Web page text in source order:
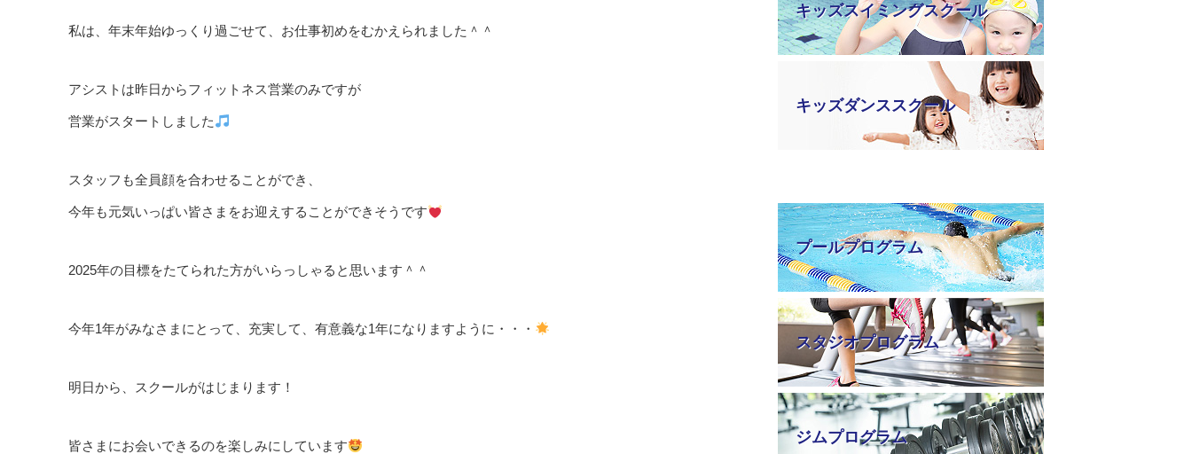
私は、年末年始ゆっくり過ごせて、お仕事初めをむかえられました＾＾
アシストは昨日からフィットネス営業のみですが
営業がスタートしました
スタッフも全員顔を合わせることができ、
今年も元気いっぱい皆さまをお迎えすることができそうです
2025年の目標をたてられた方がいらっしゃると思います＾＾
今年1年がみなさまにとって、充実して、有意義な1年になりますように・・・
明日から、スクールがはじまります！
皆さまにお会いできるのを楽しみにしています
キッズスイミングスクール
キッズダンススクール
プールプログラム
スタジオプログラム
ジムプログラム